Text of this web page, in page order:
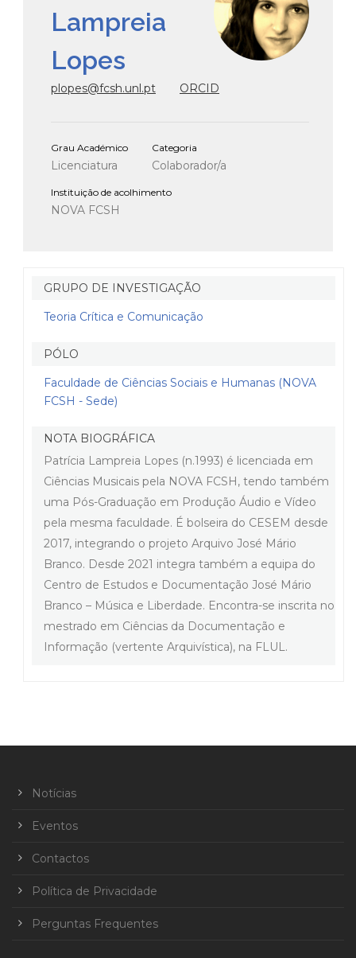
Lampreia
Lopes
plopes@fcsh.unl.pt ORCID
Grau Académico
Licenciatura
Categoria
Colaborador/a
Instituição de acolhimento
NOVA FCSH
GRUPO DE INVESTIGAÇÃO
Teoria Crítica e Comunicação
PÓLO
Faculdade de Ciências Sociais e Humanas (NOVA
FCSH - Sede)
NOTA BIOGRÁFICA
Patrícia Lampreia Lopes (n.1993) é licenciada em
Ciências Musicais pela NOVA FCSH, tendo também
uma Pós-Graduação em Produção Áudio e Vídeo
pela mesma faculdade. É bolseira do CESEM desde
2017, integrando o projeto Arquivo José Mário
Branco. Desde 2021 integra também a equipa do
Centro de Estudos e Documentação José Mário
Branco – Música e Liberdade. Encontra-se inscrita no
mestrado em Ciências da Documentação e
Informação (vertente Arquivística), na FLUL.
Notícias
Eventos
Contactos
Política de Privacidade
Perguntas Frequentes